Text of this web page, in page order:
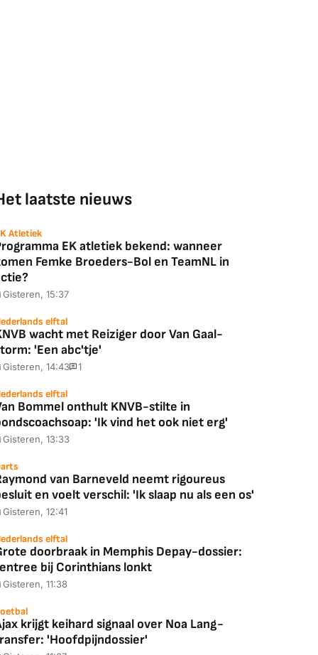
laatste nieuws
Atletiek
EK atletiek bekend: wanneer
Femke Broeders-Bol en TeamNL in
Gisteren, 15:37
elftal
wacht met Reiziger door Van Gaal-
'Een abc'tje'
Gisteren, 14:43 1
elftal
Bommel onthult KNVB-stilte in
'Ik vind het ook niet erg'
Gisteren, 13:33
van Barneveld neemt rigoureus
en voelt verschil: 'Ik slaap nu als een os'
Gisteren, 12:41
elftal
doorbraak in Memphis Depay-dossier:
bij Corinthians lonkt
Gisteren, 11:38
krijgt keihard signaal over Noa Lang-
'Hoofdpijndossier'